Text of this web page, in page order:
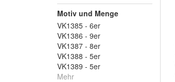
Motiv und Menge
VK1385 - 6er
VK1386 - 9er
VK1387 - 8er
VK1388 - 5er
VK1389 - 5er
Mehr